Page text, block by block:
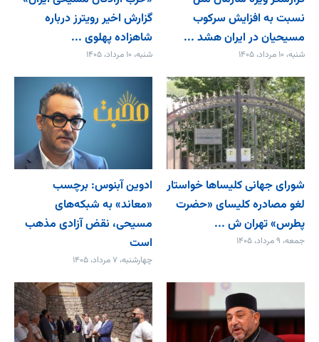
نسبت به افزایش سرکوب
مسیحیان در ایران هشد ...
شنبه، ۱۰ مرداد، ۱۴۰۵
گزارش اخیر رویترز درباره
شاهزاده پهلوی ...
شنبه، ۱۰ مرداد، ۱۴۰۵
شورای جهانی کلیساها خواستار
لغو مصادره کلیسای «حضرت
پطرس» تهران ش ...
جمعه، ۹ مرداد، ۱۴۰۵
ادوین آبنوس: برچسب
«معاند» به شبکه‌های
مسیحی، نقض آزادی مذهب
است
چهارشنبه، ۷ مرداد، ۱۴۰۵